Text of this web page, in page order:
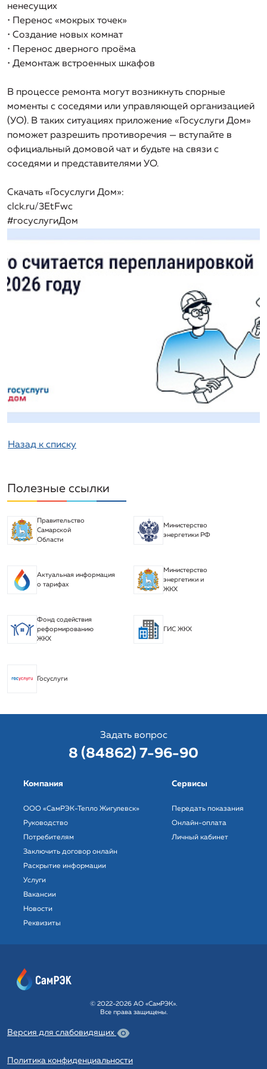
организации, включая структуру основных
производственных затрат (в части регулируемых
видов деятельности)
Информация о способах приобретения, стоимости и
регулируемых товаров и (или) оказания регулируемых
Информация об инвестиционных программах
регулируемой организации и отчетах об их
реализации
товары (услуги)
Информация о наличии (отсутствии) технической
возможности подключения (технологического
регистрации и ходе реализации заявок на
подключение (технологическое присоединение) к
системе теплоснабжения
Информация о порядке выполнения
технологических, технических и других мероприятий,
связанных с подключением (технологическим
Информация о предложении регулируемой
организации об установлении цен (тарифов) в сфере
ненесущих
• Перенос «мокрых точек»
• Создание новых комнат
• Перенос дверного проёма
• Демонтаж встроенных шкафов
В процессе ремонта могут возникнуть спорные
моменты с соседями или управляющей организацией
(УО). В таких ситуациях приложение «Госуслуги Дом»
поможет разрешить противоречия — вступайте в
официальный домовой чат и будьте на связи с
соседями и представителями УО.
Скачать «Госуслуги Дом»:
clck.ru/3EtFwc
#госуслугиДом
Назад к списку
Полезные ссылки
Правительство
Самарской
Области
Министерство
энергетики РФ
Актуальная информация
о тарифах
Министерство
энергетики и
ЖКХ
Фонд содействия
реформированию
ЖКХ
ГИС ЖКХ
Госуслуги
Задать вопрос
8 (84862) 7-96-90
Компания
ООО «СамРЭК-Тепло Жигулевск»
Руководство
Потребителям
Заключить договор онлайн
Раскрытие информации
Услуги
Вакансии
Новости
Реквизиты
Сервисы
Передать показания
Онлайн-оплата
Личный кабинет
© 2022-2026 АО «СамРЭК».
Все права защищены.
Версия для слабовидящих
Политика конфиденциальности